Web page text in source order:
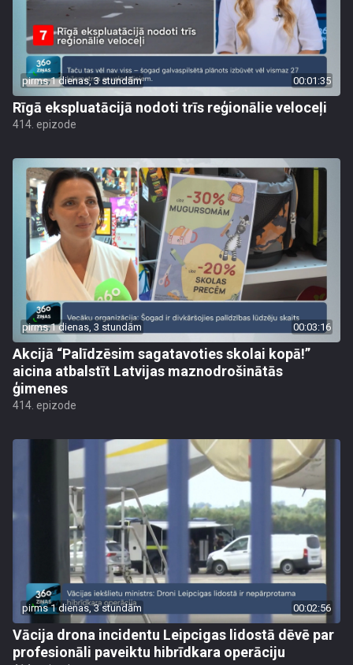
pirms 1 dienas, 3 stundām 00:01:35
Rīgā ekspluatācijā nodoti trīs reģionālie veloceļi
414. epizode
pirms 1 dienas, 3 stundām 00:03:16
Akcijā “Palīdzēsim sagatavoties skolai kopā!”
aicina atbalstīt Latvijas maznodrošinātās
ģimenes
414. epizode
pirms 1 dienas, 3 stundām 00:02:56
Vācija drona incidentu Leipcigas lidostā dēvē par
profesionāli paveiktu hibrīdkara operāciju